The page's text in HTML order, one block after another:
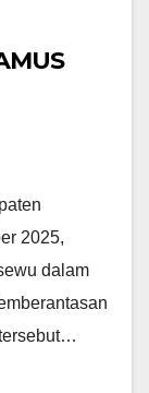
2025,
dalam